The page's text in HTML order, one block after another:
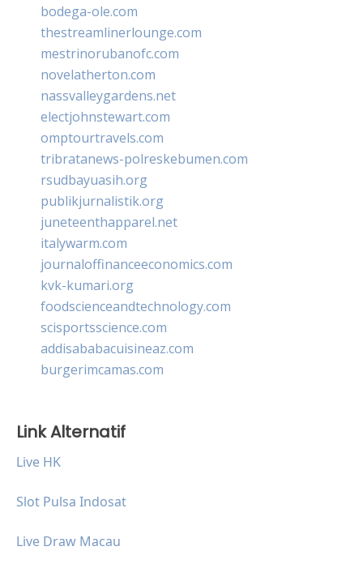
bodega-ole.com
thestreamlinerlounge.com
mestrinorubanofc.com
novelatherton.com
nassvalleygardens.net
electjohnstewart.com
omptourtravels.com
tribratanews-polreskebumen.com
rsudbayuasih.org
publikjurnalistik.org
juneteenthapparel.net
italywarm.com
journaloffinanceeconomics.com
kvk-kumari.org
foodscienceandtechnology.com
scisportsscience.com
addisababacuisineaz.com
burgerimcamas.com
Link Alternatif
Live HK
Slot Pulsa Indosat
Live Draw Macau